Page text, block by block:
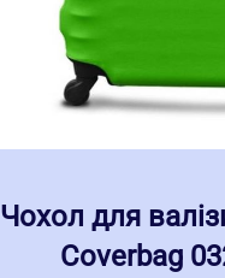
Чохол для
Coverbag